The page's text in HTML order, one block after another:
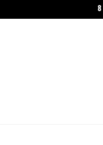
livro com cartas entre